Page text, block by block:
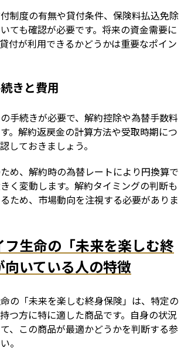
制度の有無や貸付条件、保険料払込免除
ても確認が必要です。将来の資金需要に
付が利用できるかどうかは重要なポイン
きと費用
手続きが必要で、解約控除や為替手数料
。解約返戻金の計算方法や受取時期につ
しておきましょう。
め、解約時の為替レートにより円換算で
く変動します。解約タイミングの判断も
ため、市場動向を注視する必要がありま
フ生命の「未来を楽しむ終
いている人の特徴
の「未来を楽しむ終身保険」は、特定の
つ方に特に適した商品です。自身の状況
、この商品が最適かどうかを判断する参
。